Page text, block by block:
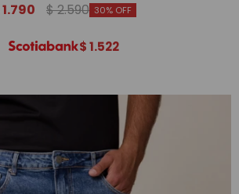
1.790 $2.590 30
$1.522